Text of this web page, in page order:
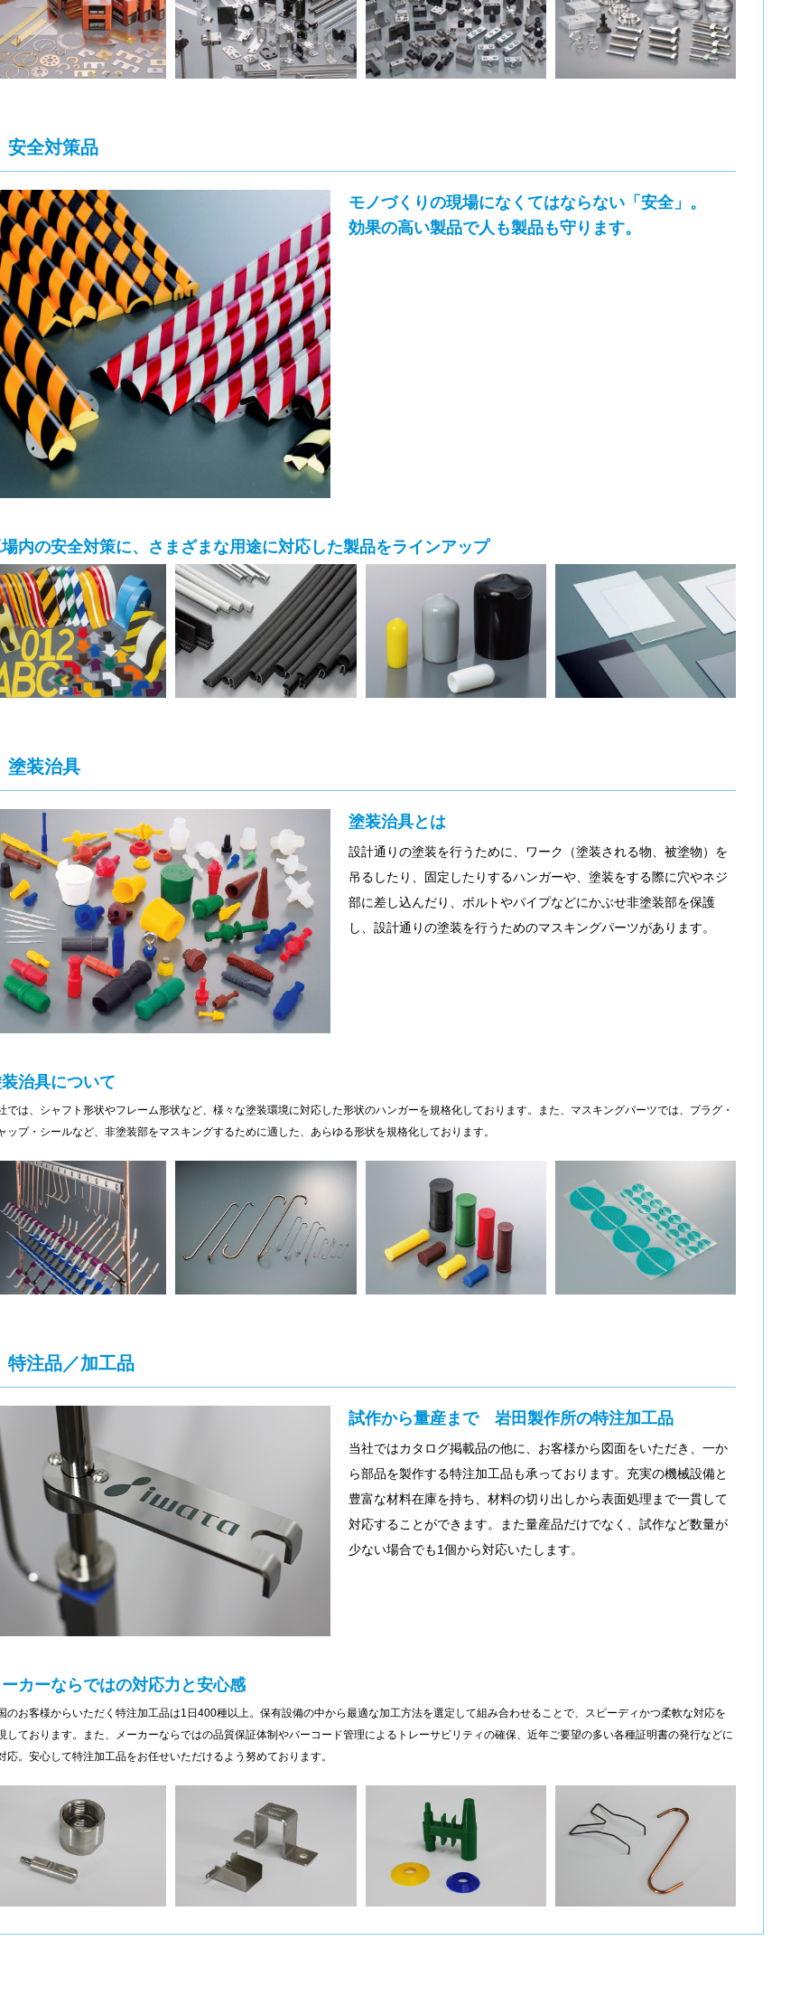
安全対策品
モノづくりの現場になくてはならない「安全」。
効果の高い製品で人も製品も守ります。
内の安全対策に、さまざまな用途に対応した製品をラインアップ
塗装治具
塗装治具とは
設計通りの塗装を行うために、ワーク（塗装される物、被塗物）を
吊るしたり、固定したりするハンガーや、塗装をする際に穴やネジ
部に差し込んだり、ボルトやパイプなどにかぶせ非塗装部を保護
し、設計通りの塗装を行うためのマスキングパーツがあります。
治具について
では、シャフト形状やフレーム形状など、様々な塗装環境に対応した形状のハンガーを規格化しております。また、マスキングパーツでは、プラグ・
ップ・シールなど、非塗装部をマスキングするために適した、あらゆる形状を規格化しております。
特注品／加工品
試作から量産まで 岩田製作所の特注加工品
当社ではカタログ掲載品の他に、お客様から図面をいただき、一か
ら部品を製作する特注加工品も承っております。充実の機械設備と
豊富な材料在庫を持ち、材料の切り出しから表面処理まで一貫して
対応することができます。また量産品だけでなく、試作など数量が
少ない場合でも1個から対応いたします。
カーならではの対応力と安心感
のお客様からいただく特注加工品は1日400種以上。保有設備の中から最適な加工方法を選定して組み合わせることで、スピーディかつ柔軟な対応を
しております。また、メーカーならではの品質保証体制やバーコード管理によるトレーサビリティの確保、近年ご要望の多い各種証明書の発行などに
応。安心して特注加工品をお任せいただけるよう努めております。